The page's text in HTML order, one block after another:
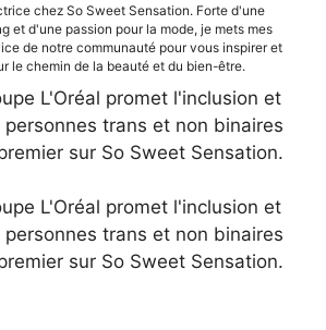
chez So Sweet Sensation. Forte d'une
et d'une passion pour la mode, je mets mes
de notre communauté pour vous inspirer et
le chemin de la beauté et du bien-être.
L'Oréal promet l'inclusion et
trans et non binaires
sur So Sweet Sensation.
L'Oréal promet l'inclusion et
trans et non binaires
sur So Sweet Sensation.